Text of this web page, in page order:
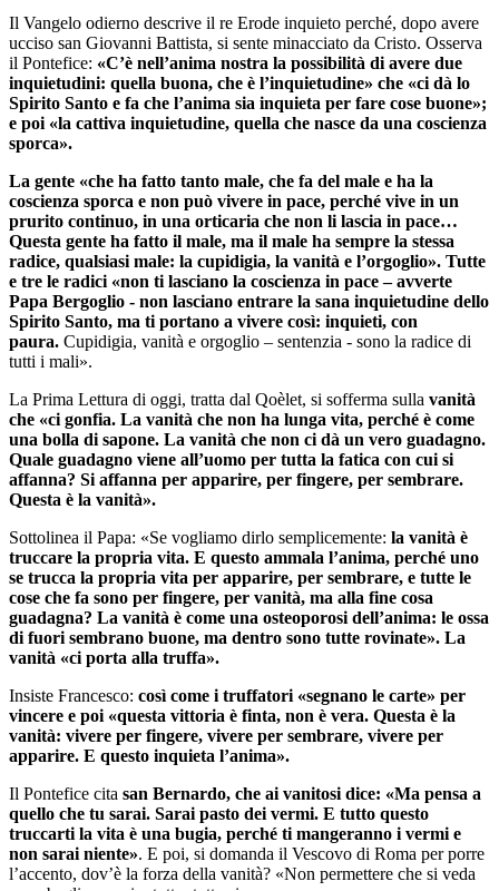
Il Vangelo odierno descrive il re Erode inquieto perché, dopo avere
ucciso san Giovanni Battista, si sente minacciato da Cristo. Osserva
il Pontefice: «C’è nell’anima nostra la possibilità di avere due
inquietudini: quella buona, che è l’inquietudine» che «ci dà lo
Spirito Santo e fa che l’anima sia inquieta per fare cose buone»;
e poi «la cattiva inquietudine, quella che nasce da una coscienza
sporca».
La gente «che ha fatto tanto male, che fa del male e ha la
coscienza sporca e non può vivere in pace, perché vive in un
prurito continuo, in una orticaria che non li lascia in pace…
Questa gente ha fatto il male, ma il male ha sempre la stessa
radice, qualsiasi male: la cupidigia, la vanità e l’orgoglio». Tutte
e tre le radici «non ti lasciano la coscienza in pace – avverte
Papa Bergoglio - non lasciano entrare la sana inquietudine dello
Spirito Santo, ma ti portano a vivere così: inquieti, con
paura. Cupidigia, vanità e orgoglio – sentenzia - sono la radice di
tutti i mali».
La Prima Lettura di oggi, tratta dal Qoèlet, si sofferma sulla vanità
che «ci gonfia. La vanità che non ha lunga vita, perché è come
una bolla di sapone. La vanità che non ci dà un vero guadagno.
Quale guadagno viene all’uomo per tutta la fatica con cui si
affanna? Si affanna per apparire, per fingere, per sembrare.
Questa è la vanità».
Sottolinea il Papa: «Se vogliamo dirlo semplicemente: la vanità è
truccare la propria vita. E questo ammala l’anima, perché uno
se trucca la propria vita per apparire, per sembrare, e tutte le
cose che fa sono per fingere, per vanità, ma alla fine cosa
guadagna? La vanità è come una osteoporosi dell’anima: le ossa
di fuori sembrano buone, ma dentro sono tutte rovinate». La
vanità «ci porta alla truffa».
Insiste Francesco: così come i truffatori «segnano le carte» per
vincere e poi «questa vittoria è finta, non è vera. Questa è la
vanità: vivere per fingere, vivere per sembrare, vivere per
apparire. E questo inquieta l’anima».
Il Pontefice cita san Bernardo, che ai vanitosi dice: «Ma pensa a
quello che tu sarai. Sarai pasto dei vermi. E tutto questo
truccarti la vita è una bugia, perché ti mangeranno i vermi e
non sarai niente». E poi, si domanda il Vescovo di Roma per porre
l’accento, dov’è la forza della vanità? «Non permettere che si veda